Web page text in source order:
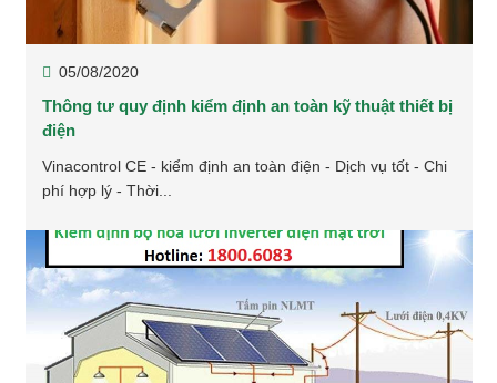
05/08/2020
Thông tư quy định kiểm định an toàn kỹ thuật thiết bị
điện
Vinacontrol CE - kiểm định an toàn điện - Dịch vụ tốt - Chi
phí hợp lý - Thời...